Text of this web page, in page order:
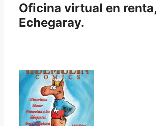
Oficina virtual en
Echegaray.